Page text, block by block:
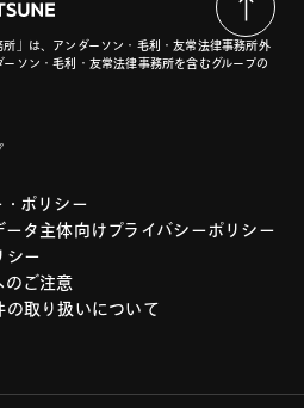
所」は、アンダーソン・毛利・友常法律事務所外
ソン・毛利・友常法律事務所を含むグループの
・ポリシー
ータ主体向けプライバシーポリシー
シー
のご注意
の取り扱いについて